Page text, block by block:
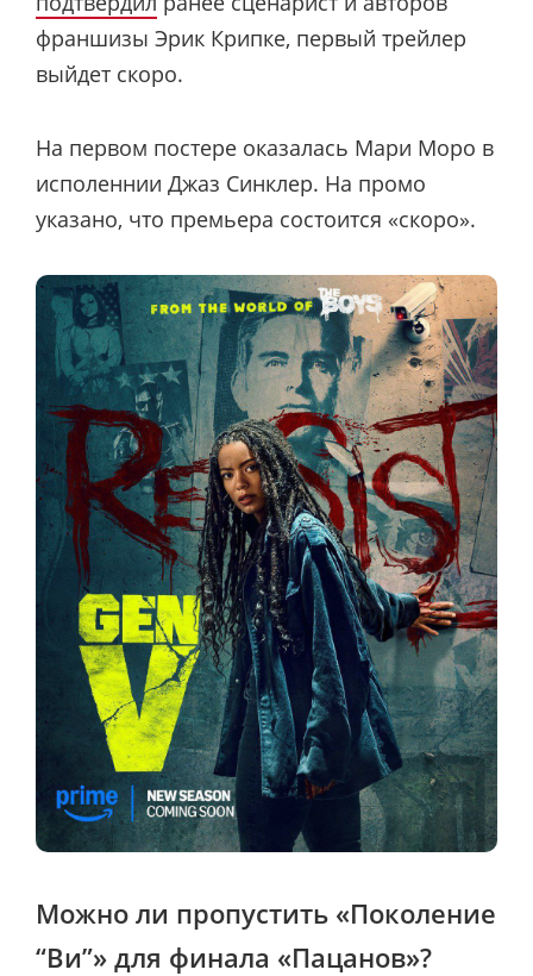
франшизы Эрик Крипке, первый трейлер
выйдет скоро.
На первом постере оказалась Мари Моро в
исполеннии Джаз Синклер. На промо
указано, что премьера состоится «скоро».
Можно ли пропустить «Поколение
“Ви”» для финала «Пацанов»?